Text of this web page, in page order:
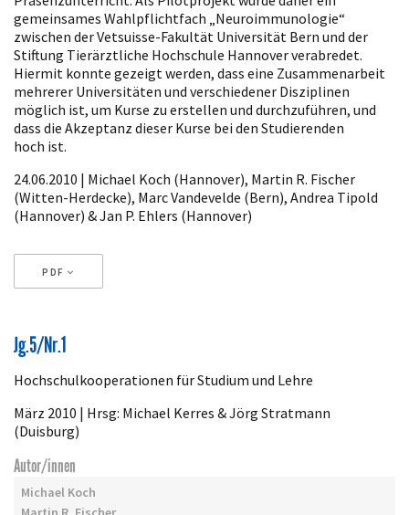
gemeinsames Wahlpflichtfach „Neuroimmunologie“
zwischen der Vetsuisse-Fakultät Universität Bern und der
Stiftung Tierärztliche Hochschule Hannover verabredet.
Hiermit konnte gezeigt werden, dass eine Zusammenarbeit
mehrerer Universitäten und verschiedener Disziplinen
möglich ist, um Kurse zu erstellen und durchzuführen, und
dass die Akzeptanz dieser Kurse bei den Studierenden
hoch ist.
24.06.2010 | Michael Koch (Hannover), Martin R. Fischer
(Witten-Herdecke), Marc Vandevelde (Bern), Andrea Tipold
(Hannover) & Jan P. Ehlers (Hannover)
PDF
Jg.5/Nr.1
Hochschulkooperationen für Studium und Lehre
März 2010 | Hrsg: Michael Kerres & Jörg Stratmann
(Duisburg)
Autor/innen
Michael Koch